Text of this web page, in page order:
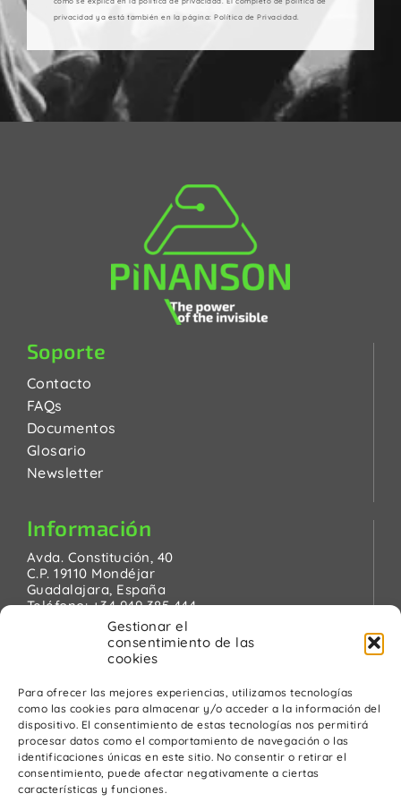
Gestionar el
consentimiento de las
cookies
Para ofrecer las mejores experiencias, utilizamos tecnologías
como las cookies para almacenar y/o acceder a la información del
dispositivo. El consentimiento de estas tecnologías nos permitirá
procesar datos como el comportamiento de navegación o las
identificaciones únicas en este sitio. No consentir o retirar el
consentimiento, puede afectar negativamente a ciertas
características y funciones.
privacidad ya está también en la página: Política de Privacidad.
Soporte
Contacto
FAQs
Documentos
Glosario
Newsletter
Información
Avda. Constitución, 40
C.P. 19110 Mondéjar
Guadalajara, España
Teléfono:+34 949 385 444
pinanson@pinanson.eu
Legal
Política de Privacidad
Advertencia Legal
Política de cookies
Política de calidad y medio ambiente